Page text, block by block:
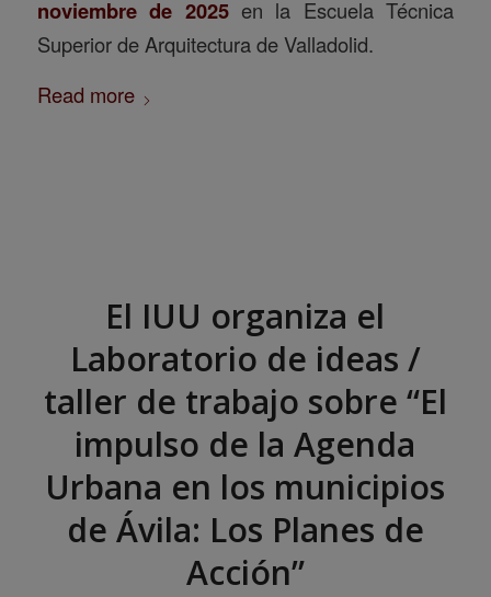
noviembre de 2025 en la Escuela Técnica
Superior de Arquitectura de Valladolid.
Read more
El IUU organiza el
Laboratorio de ideas /
taller de trabajo sobre “El
impulso de la Agenda
Urbana en los municipios
de Ávila: Los Planes de
Acción”